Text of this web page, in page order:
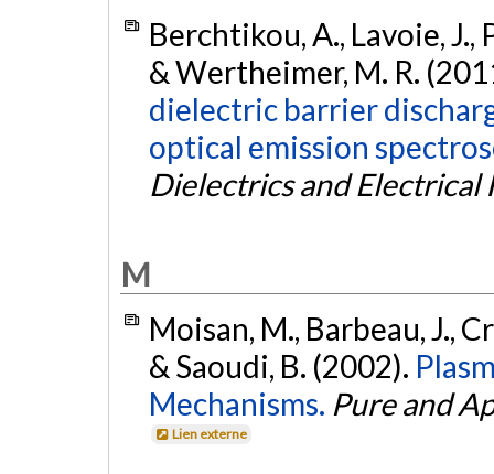
Berchtikou, A., Lavoie, J.,
& Wertheimer, M. R.
dielectric barrier
optical emission
Dielectrics and Electrical
M
Moisan, M., Barbeau, J.,
& Saoudi, B. (2002).
Mechanisms. Pure and
Lien externe